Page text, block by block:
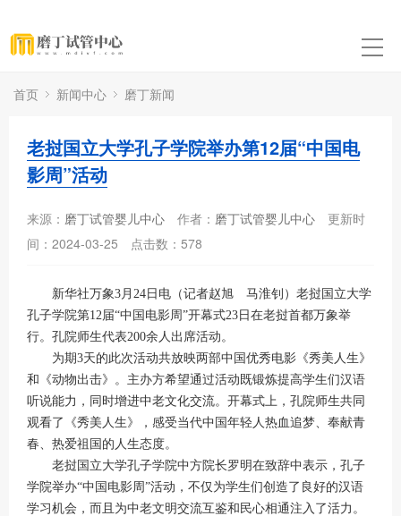
首页 新闻中心 磨丁新闻
老挝国立大学孔子学院举办第12届“中国电
影周”活动
来源： 磨丁试管婴儿中心 作者： 磨丁试管婴儿中心
更新时
间：2024-03-25
点击数： 578
新华社万象3月24日电（记者赵旭 马淮钊）老挝国立大学
孔子学院第12届“中国电影周”开幕式23日在老挝首都万象举
行。孔院师生代表200余人出席活动。
为期3天的此次活动共放映两部中国优秀电影《秀美人生》
和《动物出击》。主办方希望通过活动既锻炼提高学生们汉语
听说能力，同时增进中老文化交流。开幕式上，孔院师生共同
观看了《秀美人生》，感受当代中国年轻人热血追梦、奉献青
春、热爱祖国的人生态度。
老挝国立大学孔子学院中方院长罗明在致辞中表示，孔子
学院举办“中国电影周”活动，不仅为学生们创造了良好的汉语
学习机会，而且为中老文明交流互鉴和民心相通注入了活力。